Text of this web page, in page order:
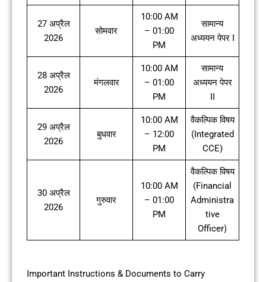
27 अप्रैल
2026
सोमवार
10:00 AM
– 01:00
PM
सामान्य
अध्ययन पेपर I
28 अप्रैल
2026
मंगलवार
10:00 AM
– 01:00
PM
सामान्य
अध्ययन पेपर
29 अप्रैल
2026
बुधवार
10:00 AM
– 12:00
PM
वैकल्पिक विषय
(Integrated
CCE)
30 अप्रैल
2026
गुरुवार
10:00 AM
– 01:00
PM
वैकल्पिक विषय
(Financial
Administra
tive
Officer)
Important Instructions & Documents to Carry